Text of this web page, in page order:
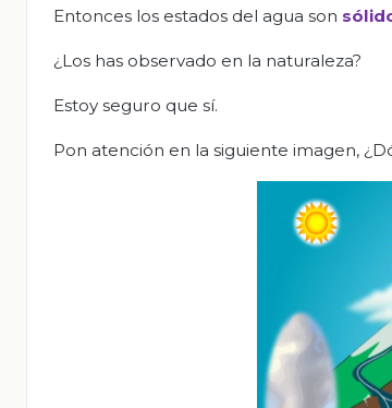
Entonces los estados del agua son
¿Los has observado en la naturaleza?
Estoy seguro que sí.
Pon atención en la siguiente imagen,